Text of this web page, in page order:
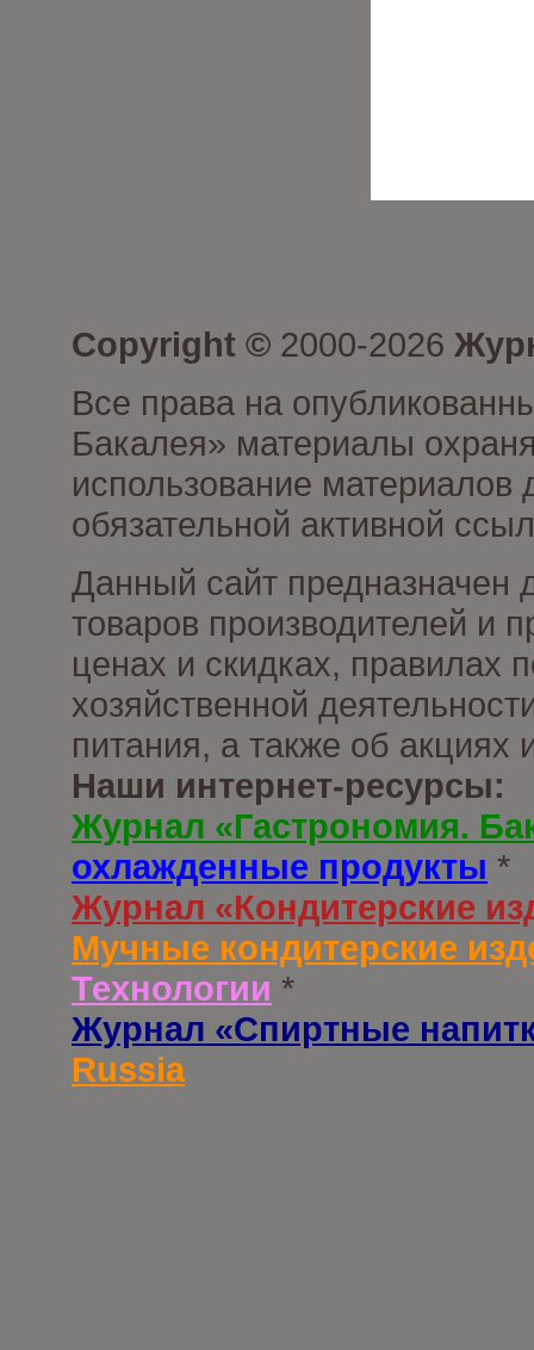
Copyright © 2000-2026
Все права на
Бакалея» материалы
использование материалов
обязательной активной
Данный сайт предназначен
товаров производителей и
ценах и скидках, правилах
хозяйственной
питания, а также об
Наши интернет-ресурсы:
Журнал «Гастрономия.
охлажденные продукты *
Журнал «Кондитерские
Мучные кондитерские
Технологии *
Журнал «Спиртные
Russia